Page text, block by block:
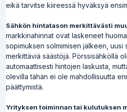
eikä tarvitse kiireessä hyväksyä
Sähkön hintatason merkittävästi
markkinahinnat ovat laskeneet
sopimuksen solmimisen jälkeen, uusi
merkittäviä säästöjä. Pörssisähköllä
automaattisesti hintojen laskusta,
olevilla tähän ei ole mahdollisuutta
päättymistä.
Yrityksen toiminnan tai kulutuksen